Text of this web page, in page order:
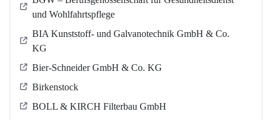
und Wohlfahrtspflege
BIA Kunststoff- und Galvanotechnik GmbH & Co.
KG
Bier-Schneider GmbH & Co. KG
Birkenstock
BOLL & KIRCH Filterbau GmbH